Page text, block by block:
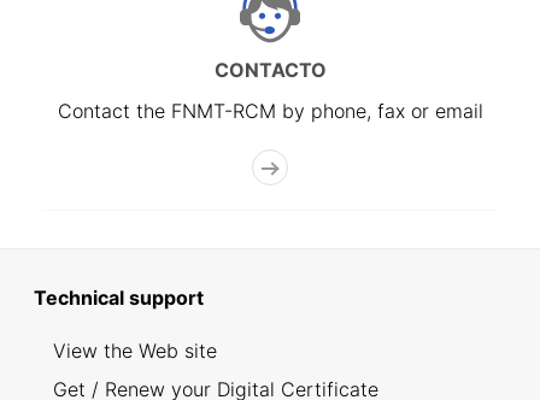
CONTACTO
Contact the FNMT-RCM by phone, fax or email
Technical support
View the Web site
Get / Renew your Digital Certificate